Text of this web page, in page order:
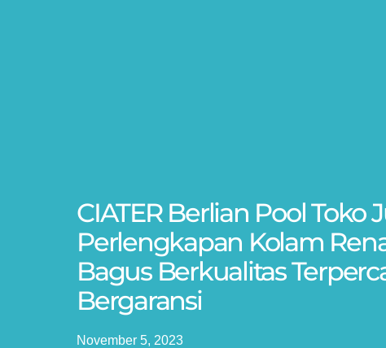
CIATER Berlian Pool Toko
Perlengkapan Kolam
Bagus Berkualitas
Bergaransi
November 5, 2023